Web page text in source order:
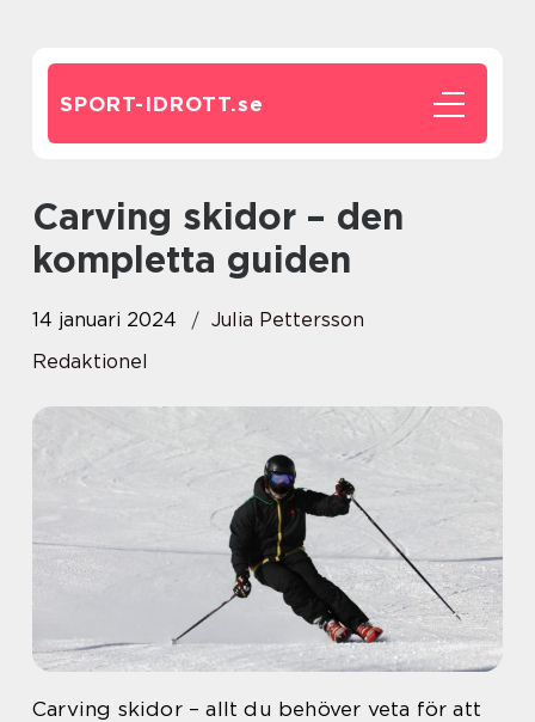
SPORT-IDROTT.se
Carving skidor – den
kompletta guiden
14 januari 2024
Julia Pettersson
Redaktionel
Carving skidor – allt du behöver veta för att